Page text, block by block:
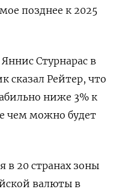
позднее к 2025
Стурнарас в
сказал Рейтер, что
ниже 3% к
чем можно будет
в 20 странах зоны
валюты в